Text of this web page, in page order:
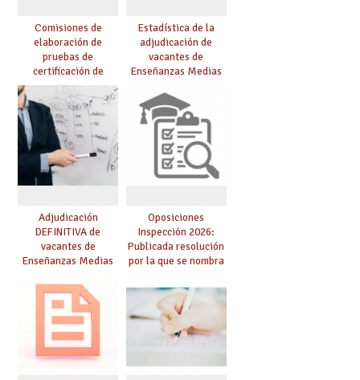
Comisiones de
elaboración de
pruebas de
certificación de
competencia
lingüística: publicada
resolución definitiva
Estadística de la
adjudicación de
vacantes de
Enseñanzas Medias
Adjudicación
DEFINITIVA de
vacantes de
Enseñanzas Medias
Oposiciones
Inspección 2026:
Publicada resolución
por la que se nombra
prácticas, se regulan
dichas prácticas y se
convoca acto público
de adjudicación